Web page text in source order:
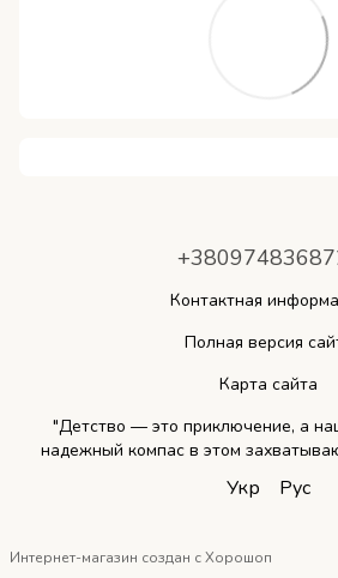
Контактная
Полная версия
Карта сайта
"Детство — это приключение, а
надежный компас в этом
Укр Рус
Интернет-магазин создан с Хорошоп